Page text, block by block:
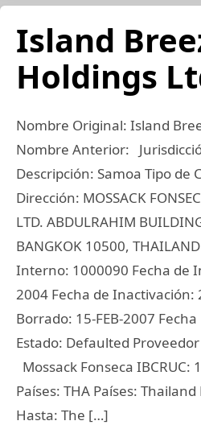
Island
Holdings
Nombre Original: Island
Nombre Anterior:
Descripción: Samoa Tipo de
Dirección: MOSSACK
LTD. ABDULRAHIM
BANGKOK 10500,
Interno: 1000090 Fecha de
2004 Fecha de Inactivación:
Borrado: 15-FEB-2007
Estado: Defaulted
Mossack Fonseca IBCRUC:
Países: THA Países:
Hasta: The […]